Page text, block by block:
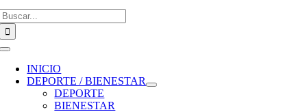
Toggle
Navigation
INICIO
DEPORTE / BIENESTAR
DEPORTE
BIENESTAR